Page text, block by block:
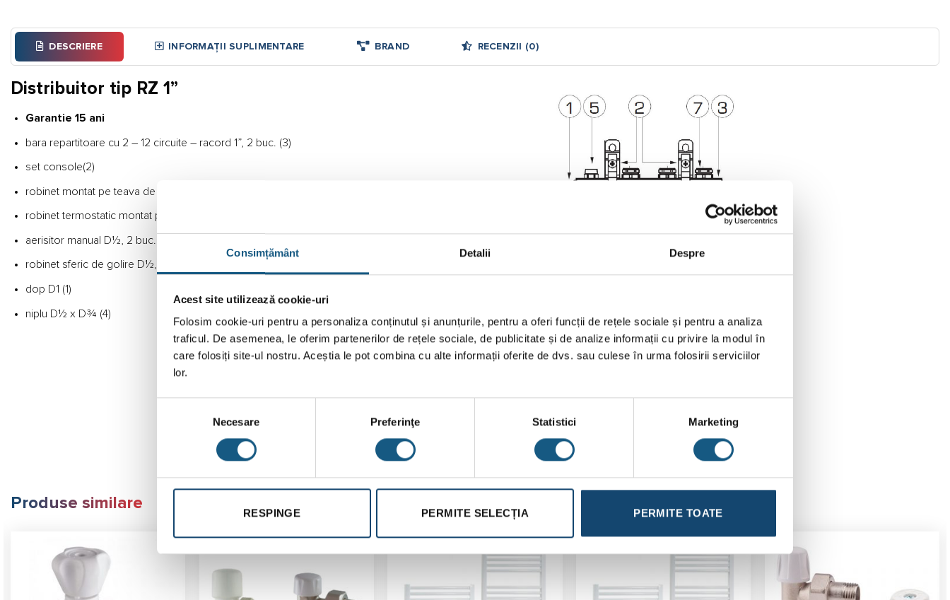
Consimțământ Detalii Despre
Acest site utilizează cookie-uri
Folosim cookie-uri pentru a personaliza conținutul și anunțurile, pentru a oferi funcții de rețele sociale și pentru a analiza
traficul. De asemenea, le oferim partenerilor de rețele sociale, de publicitate și de analize informații cu privire la modul în
care folosiți site-ul nostru. Aceștia le pot combina cu alte informații oferite de dvs. sau culese în urma folosirii serviciilor
lor.
consimțământului
Necesare Preferinţe Statistici Marketing
RESPINGE PERMITE SELECȚIA PERMITE TOATE
DESCRIERE INFORMAȚII SUPLIMENTARE BRAND RECENZII (0)
Distribuitor tip RZ 1”
Garantie 15 ani
bara repartitoare cu 2 – 12 circuite – racord 1”, 2 buc. (3)
set console(2)
robinet montat pe teava de alimentare (7)
robinet termostatic montat pe retur cu posibilitatea de a atasa capul termoelectric (9)
aerisitor manual D½, 2 buc. (5)
robinet sferic de golire D½, 2 buc. (6)
dop D1 (1)
niplu D½ x D¾ (4)
Produse similare